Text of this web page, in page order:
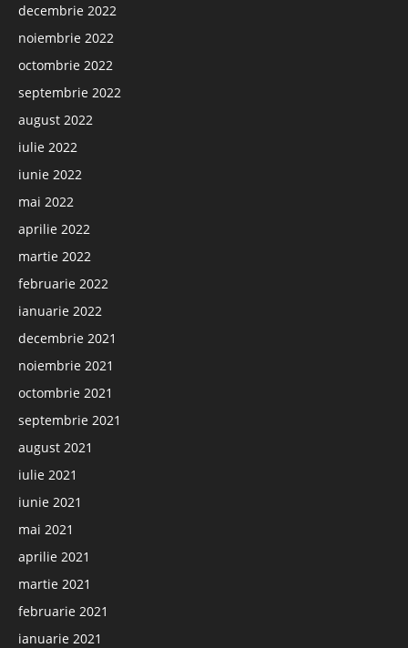
decembrie 2022
noiembrie 2022
octombrie 2022
septembrie 2022
august 2022
iulie 2022
iunie 2022
mai 2022
aprilie 2022
martie 2022
februarie 2022
ianuarie 2022
decembrie 2021
noiembrie 2021
octombrie 2021
septembrie 2021
august 2021
iulie 2021
iunie 2021
mai 2021
aprilie 2021
martie 2021
februarie 2021
ianuarie 2021